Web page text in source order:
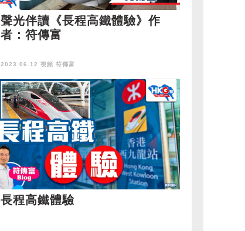
聲光伴讀《長程高鐵體驗》作
者：符傳富
2023.06.12 視頻 符傳富
長程高鐵體驗